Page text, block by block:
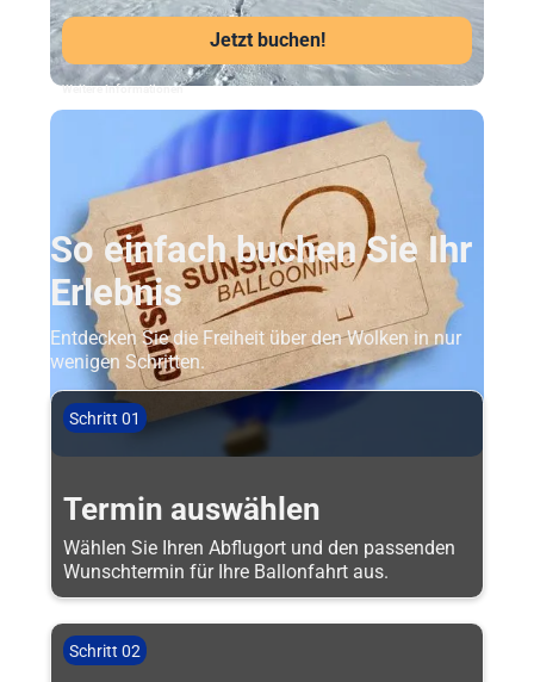
Jetzt buchen!
Weitere Informationen
So einfach buchen Sie Ihr
Erlebnis
Entdecken Sie die Freiheit über den Wolken in nur
wenigen Schritten.
Schritt 01
Termin auswählen
Wählen Sie Ihren Abflugort und den passenden
Wunschtermin für Ihre Ballonfahrt aus.
Schritt 02